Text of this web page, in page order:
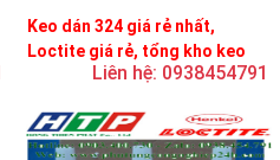
Keo dán 324 giá rẻ nhất,
Loctite giá rẻ, tổng kho keo
Liên hệ: 0938454791